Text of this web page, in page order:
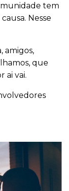
tem
Nesse
amigos,
que
ai vai.